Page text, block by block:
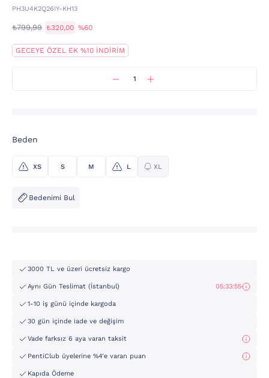
PH3U4K2Q26IY-KH13
₺799,99 ₺320,00 %60
GECEYE ÖZEL EK %10 İNDİRİM
Beden
XS S M L XL
Bedenimi Bul
3000 TL ve üzeri ücretsiz kargo
Aynı Gün Teslimat (İstanbul) 05:33:55
1-10 iş günü içinde kargoda
30 gün içinde iade ve değişim
Vade farksız 6 aya varan taksit
PentiClub üyelerine %4'e varan puan
Kapıda Ödeme